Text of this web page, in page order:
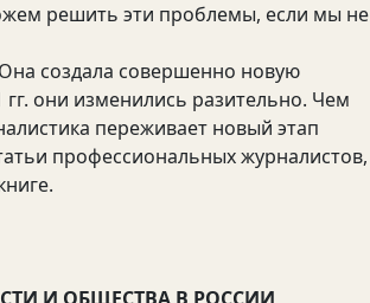
решить эти проблемы, если мы не
создала совершенно новую
они изменились разительно. Чем
переживает новый этап
профессиональных журналистов,